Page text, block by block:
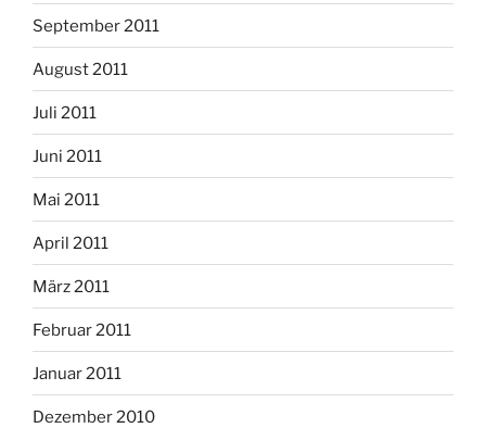
September 2011
August 2011
Juli 2011
Juni 2011
Mai 2011
April 2011
März 2011
Februar 2011
Januar 2011
Dezember 2010